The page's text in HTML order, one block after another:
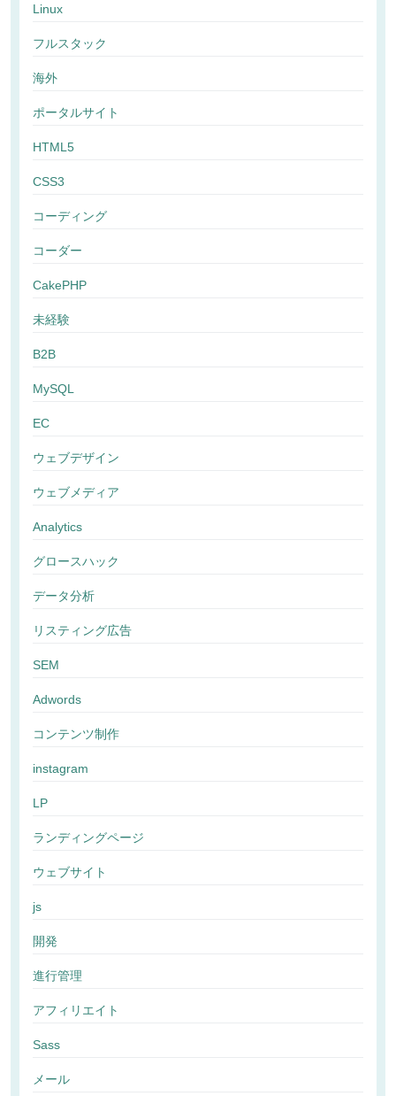
Linux
フルスタック
海外
ポータルサイト
HTML5
CSS3
コーディング
コーダー
CakePHP
未経験
B2B
MySQL
EC
ウェブデザイン
ウェブメディア
Analytics
グロースハック
データ分析
リスティング広告
SEM
Adwords
コンテンツ制作
instagram
LP
ランディングページ
ウェブサイト
js
開発
進行管理
アフィリエイト
Sass
メール